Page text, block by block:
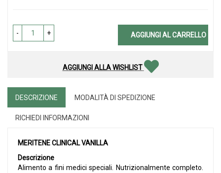
- + AGGIUNGI AL CARRELLO
AGGIUNGI ALLA WISHLIST
DESCRIZIONE MODALITÀ DI SPEDIZIONE
RICHIEDI INFORMAZIONI
MERITENE CLINICAL VANILLA
Descrizione
Alimento a fini medici speciali. Nutrizionalmente completo.